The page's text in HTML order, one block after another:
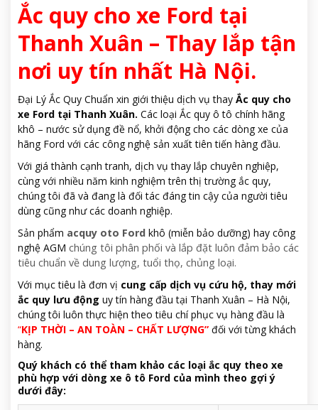
Ắc quy cho xe Ford tại
Thanh Xuân – Thay lắp tận
nơi uy tín nhất Hà Nội.
Đại Lý Ắc Quy Chuẩn xin giới thiệu dịch vụ thay Ắc quy cho
xe Ford tại Thanh Xuân. Các loại Ắc quy ô tô chính hãng
khô – nước sử dụng đề nổ, khởi động cho các dòng xe của
hãng Ford với các công nghệ sản xuất tiên tiến hàng đầu.
Với giá thành cạnh tranh, dịch vụ thay lắp chuyên nghiệp,
cùng với nhiều năm kinh nghiệm trên thị trường ắc quy,
chúng tôi đã và đang là đối tác đáng tin cậy của người tiêu
dùng cũng như các doanh nghiệp.
Sản phẩm acquy oto Ford khô (miễn bảo dưỡng) hay công
nghệ AGM chúng tôi phân phối và lắp đặt luôn đảm bảo các
tiêu chuẩn về dung lượng, tuổi thọ, chủng loại.
Với mục tiêu là đơn vị cung cấp dịch vụ cứu hộ, thay mới
ắc quy lưu động uy tín hàng đầu tại Thanh Xuân – Hà Nội,
chúng tôi luôn thực hiện theo tiêu chí phục vụ hàng đầu là
“KỊP THỜI – AN TOÀN – CHẤT LƯỢNG” đối với từng khách
hàng.
Quý khách có thể tham khảo các loại ắc quy theo xe
phù hợp với dòng xe ô tô Ford của mình theo gợi ý
dưới đây: